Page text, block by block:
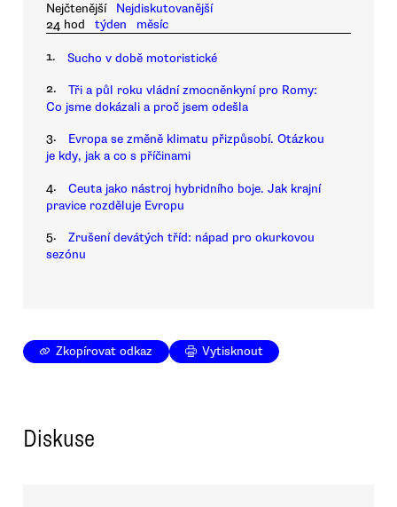
Nejčtenější
Nejdiskutovanější
24 hod
týden měsíc
1. Sucho v době motoristické
2.
Tři a půl roku vládní zmocněnkyní pro Romy:
Co jsme dokázali a proč jsem odešla
3.
Evropa se změně klimatu přizpůsobí. Otázkou
je kdy, jak a co s příčinami
4.
Ceuta jako nástroj hybridního boje. Jak krajní
pravice rozděluje Evropu
5.
Zrušení devátých tříd: nápad pro okurkovou
sezónu
Zkopírovat odkaz Vytisknout
Diskuse